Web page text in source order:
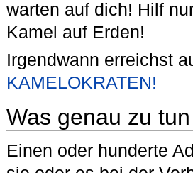
warten auf dich! Hilf
Kamel auf Erden!
Irgendwann erreichst
KAMELOKRATEN!
Was genau zu
Einen oder hunderte